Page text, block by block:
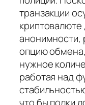
транзакции
анонимности,
опцию
нужное
работая над
что бы полки